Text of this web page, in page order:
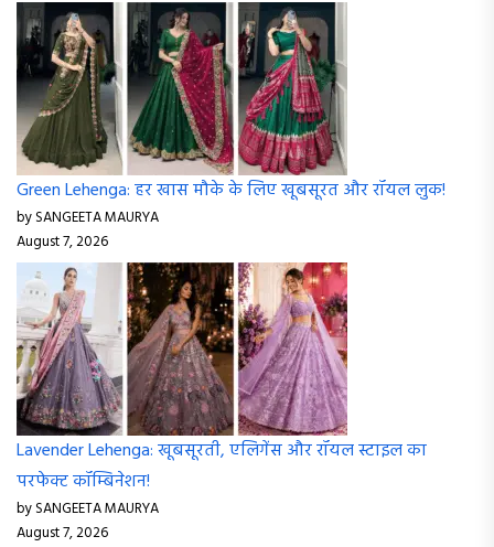
Green Lehenga: हर खास मौके के लिए खूबसूरत और रॉयल लुक!
by SANGEETA MAURYA
August 7, 2026
Lavender Lehenga: खूबसूरती, एलिगेंस और रॉयल स्टाइल का
परफेक्ट कॉम्बिनेशन!
by SANGEETA MAURYA
August 7, 2026